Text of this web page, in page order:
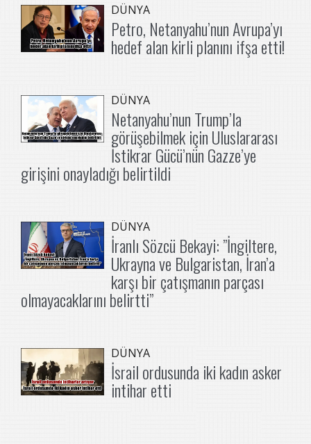
DÜNYA
Petro, Netanyahu’nun Avrupa’yı
hedef alan kirli planını ifşa etti!
DÜNYA
Netanyahu’nun Trump’la
görüşebilmek için Uluslararası
İstikrar Gücü’nün Gazze’ye
girişini onayladığı belirtildi
DÜNYA
İranlı Sözcü Bekayi: ”İngiltere,
Ukrayna ve Bulgaristan, İran’a
karşı bir çatışmanın parçası
olmayacaklarını belirtti”
DÜNYA
İsrail ordusunda iki kadın asker
intihar etti